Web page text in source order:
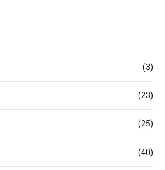
(3)
(23)
(25)
(40)